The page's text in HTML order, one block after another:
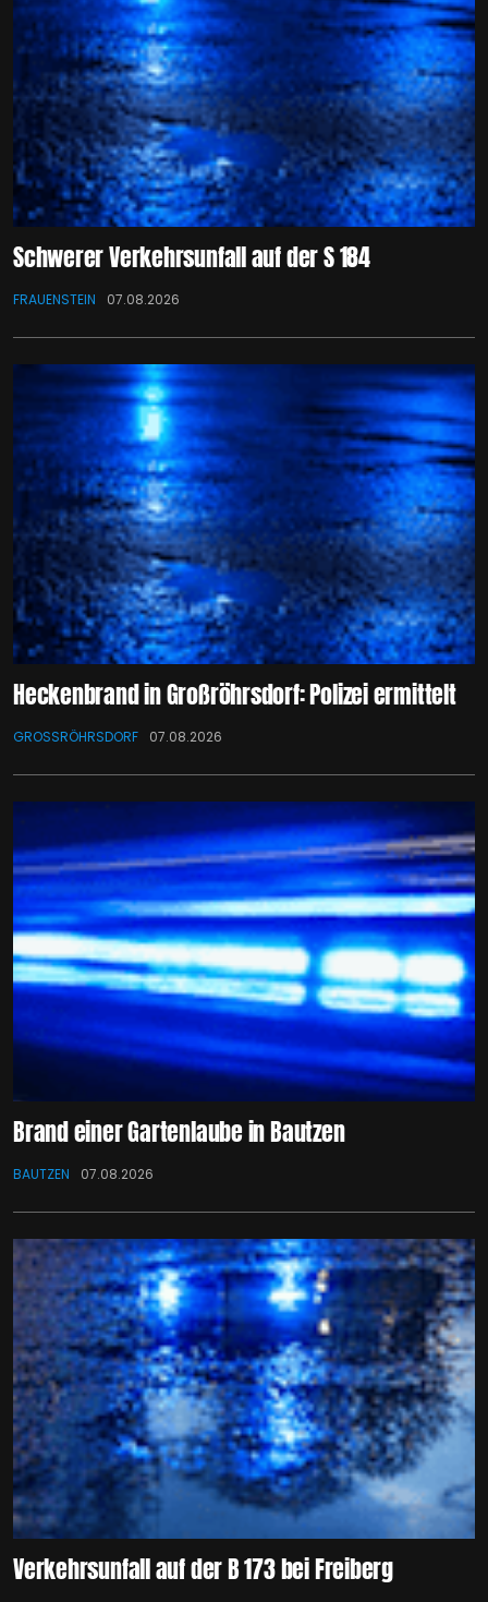
Schwerer Verkehrsunfall auf der S 184
FRAUENSTEIN 07.08.2026
Heckenbrand in Großröhrsdorf: Polizei ermittelt
GROSSRÖHRSDORF 07.08.2026
Brand einer Gartenlaube in Bautzen
BAUTZEN 07.08.2026
Verkehrsunfall auf der B 173 bei Freiberg